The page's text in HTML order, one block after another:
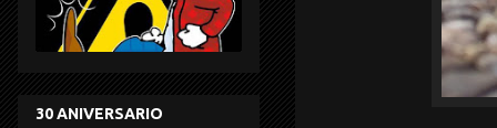
30 ANIVERSARIO